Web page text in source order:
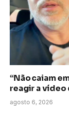
“Não caiam
reagir a vídeo
agosto 6, 2026